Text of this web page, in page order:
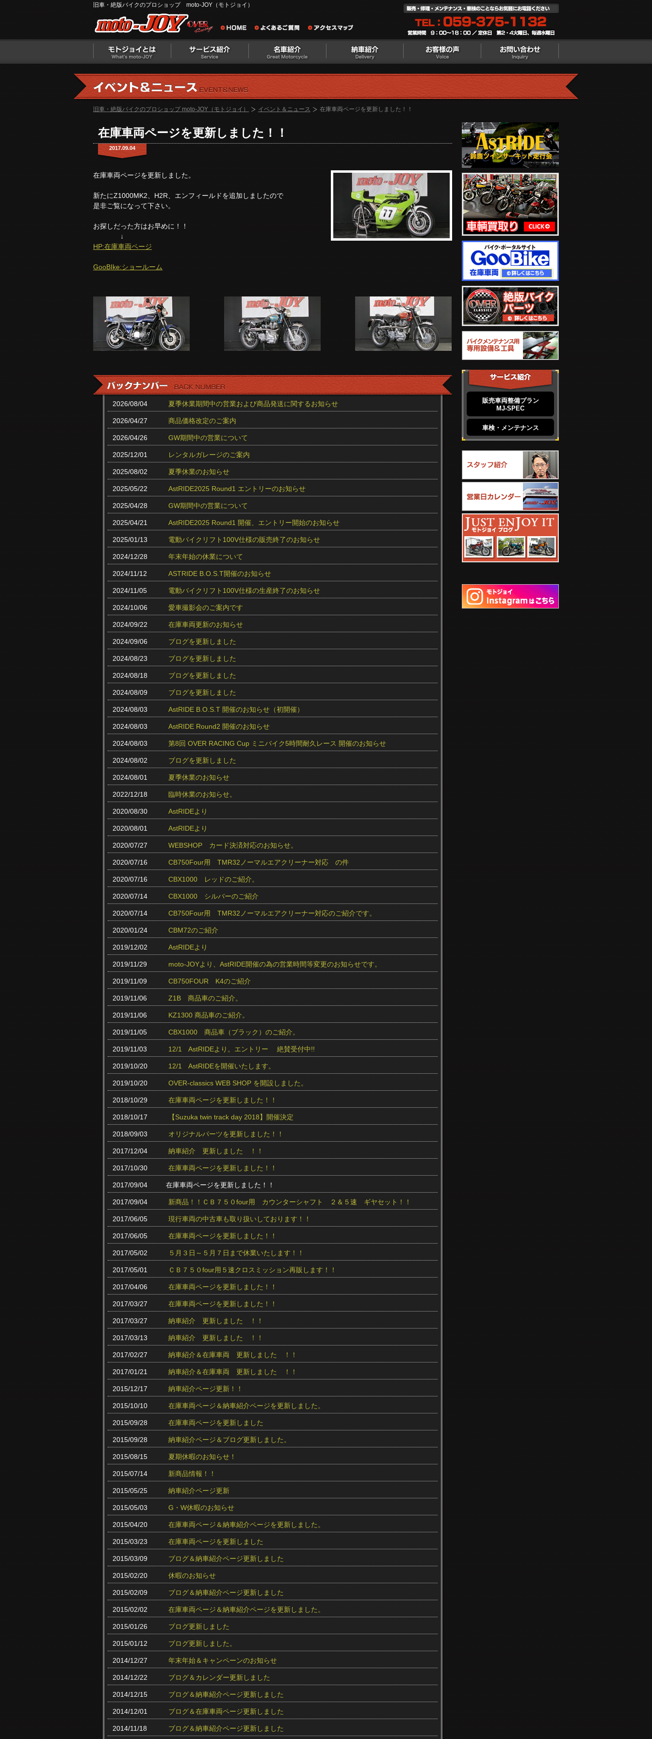
旧車・絶版バイクのプロショップ moto-JOY（モトジョイ）
旧車・絶版バイクのプロショップ moto-JOY（モトジョイ） イベント＆ニュース 在庫車両ページを更新しました！！
在庫車両ページを更新しました！！
2017.09.04
在庫車両ページを更新しました。
新たにZ1000MK2、H2R、エンフィールドを追加しましたので
是非ご覧になって下さい。
お探しだった方はお早めに！！
↓
HP:在庫車両ページ
GooBIke:ショールーム
2026/08/04 夏季休業期間中の営業および商品発送に関するお知らせ
2026/04/27 商品価格改定のご案内
2026/04/26 GW期間中の営業について
2025/12/01 レンタルガレージのご案内
2025/08/02 夏季休業のお知らせ
2025/05/22 AstRIDE2025 Round1 エントリーのお知らせ
2025/04/28 GW期間中の営業について
2025/04/21 AstRIDE2025 Round1 開催、エントリー開始のお知らせ
2025/01/13 電動バイクリフト100V仕様の販売終了のお知らせ
2024/12/28 年末年始の休業について
2024/11/12 ASTRIDE B.O.S.T開催のお知らせ
2024/11/05 電動バイクリフト100V仕様の生産終了のお知らせ
2024/10/06 愛車撮影会のご案内です
2024/09/22 在庫車両更新のお知らせ
2024/09/06 ブログを更新しました
2024/08/23 ブログを更新しました
2024/08/18 ブログを更新しました
2024/08/09 ブログを更新しました
2024/08/03 AstRIDE B.O.S.T 開催のお知らせ（初開催）
2024/08/03 AstRIDE Round2 開催のお知らせ
2024/08/03 第8回 OVER RACING Cup ミニバイク5時間耐久レース 開催のお知らせ
2024/08/02 ブログを更新しました
2024/08/01 夏季休業のお知らせ
2022/12/18 臨時休業のお知らせ。
2020/08/30 AstRIDEより
2020/08/01 AstRIDEより
2020/07/27 WEBSHOP カード決済対応のお知らせ。
2020/07/16 CB750Four用 TMR32ノーマルエアクリーナー対応 の件
2020/07/16 CBX1000 レッドのご紹介。
2020/07/14 CBX1000 シルバーのご紹介
2020/07/14 CB750Four用 TMR32ノーマルエアクリーナー対応のご紹介です。
2020/01/24 CBM72のご紹介
2019/12/02 AstRIDEより
2019/11/29 moto-JOYより、AstRIDE開催の為の営業時間等変更のお知らせです。
2019/11/09 CB750FOUR K4のご紹介
2019/11/06 Z1B 商品車のご紹介。
2019/11/06 KZ1300 商品車のご紹介。
2019/11/05 CBX1000 商品車（ブラック）のご紹介。
2019/11/03 12/1 AstRIDEより。エントリー 絶賛受付中!!
2019/10/20 12/1 AstRIDEを開催いたします。
2019/10/20 OVER-classics WEB SHOP を開設しました。
2018/10/29 在庫車両ページを更新しました！！
2018/10/17 【Suzuka twin track day 2018】開催決定
2018/09/03 オリジナルパーツを更新しました！！
2017/12/04 納車紹介 更新しました ！！
2017/10/30 在庫車両ページを更新しました！！
2017/09/04 在庫車両ページを更新しました！！
2017/09/04 新商品！！ＣＢ７５０four用 カウンターシャフト ２＆５速 ギヤセット！！
2017/06/05 現行車両の中古車も取り扱いしております！！
2017/06/05 在庫車両ページを更新しました！！
2017/05/02 ５月３日～５月７日まで休業いたします！！
2017/05/01 ＣＢ７５０four用５速クロスミッション再販します！！
2017/04/06 在庫車両ページを更新しました！！
2017/03/27 在庫車両ページを更新しました！！
2017/03/27 納車紹介 更新しました ！！
2017/03/13 納車紹介 更新しました ！！
2017/02/27 納車紹介＆在庫車両 更新しました ！！
2017/01/21 納車紹介＆在庫車両 更新しました ！！
2015/12/17 納車紹介ページ更新！！
2015/10/10 在庫車両ページ＆納車紹介ページを更新しました。
2015/09/28 在庫車両ページを更新しました
2015/09/28 納車紹介ページ＆ブログ更新しました。
2015/08/15 夏期休暇のお知らせ！
2015/07/14 新商品情報！！
2015/05/25 納車紹介ページ更新
2015/05/03 G・W休暇のお知らせ
2015/04/20 在庫車両ページ＆納車紹介ページを更新しました。
2015/03/23 在庫車両ページを更新しました
2015/03/09 ブログ＆納車紹介ページ更新しました
2015/02/20 休暇のお知らせ
2015/02/09 ブログ＆納車紹介ページ更新しました
2015/02/02 在庫車両ページ＆納車紹介ページを更新しました。
2015/01/26 ブログ更新しました
2015/01/12 ブログ更新しました。
2014/12/27 年末年始＆キャンペーンのお知らせ
2014/12/22 ブログ＆カレンダー更新しました
2014/12/15 ブログ＆納車紹介ページ更新しました
2014/12/01 ブログ＆在庫車両ページ更新しました
2014/11/18 ブログ＆納車紹介ページ更新しました
販売車両整備プラン
MJ-SPEC
車検・メンテナンス